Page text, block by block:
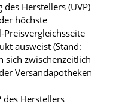
Herstellers (UVP)
höchste
ausweist (Stand:
sich zwischenzeitlich
Versandapotheken
des Herstellers